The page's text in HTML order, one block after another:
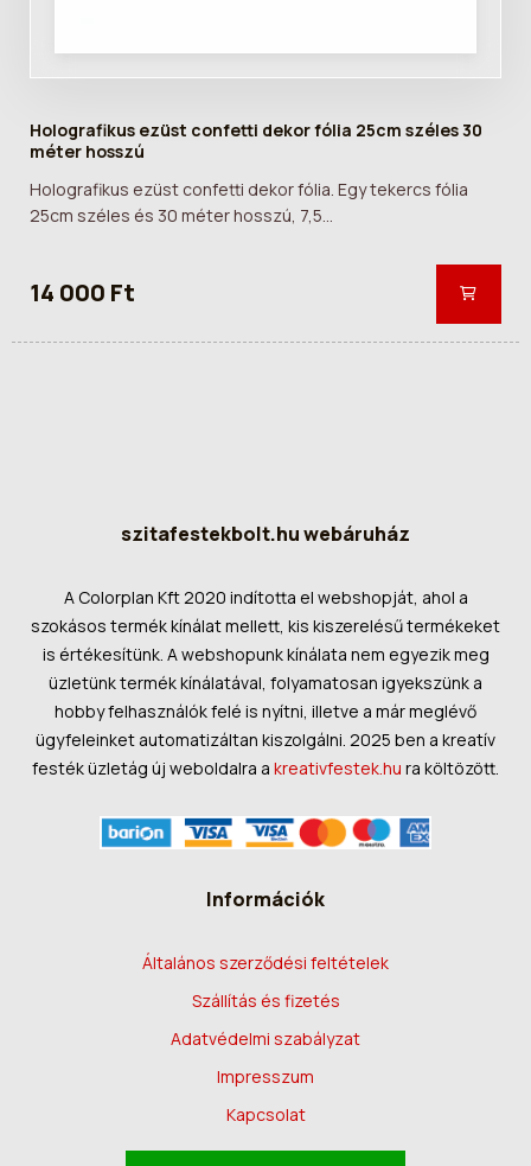
Holografikus ezüst confetti dekor fólia 25cm széles 30
méter hosszú
Holografikus ezüst confetti dekor fólia. Egy tekercs fólia
25cm széles és 30 méter hosszú, 7,5...
14 000 Ft
szitafestekbolt.hu webáruház
A Colorplan Kft 2020 indította el webshopját, ahol a
szokásos termék kínálat mellett, kis kiszerelésű termékeket
is értékesítünk. A webshopunk kínálata nem egyezik meg
üzletünk termék kínálatával, folyamatosan igyekszünk a
hobby felhasználók felé is nyítni, illetve a már meglévő
ügyfeleinket automatizáltan kiszolgálni. 2025 ben a kreatív
festék üzletág új weboldalra a kreativfestek.hu ra költözött.
Információk
Általános szerződési feltételek
Szállítás és fizetés
Adatvédelmi szabályzat
Impresszum
Kapcsolat